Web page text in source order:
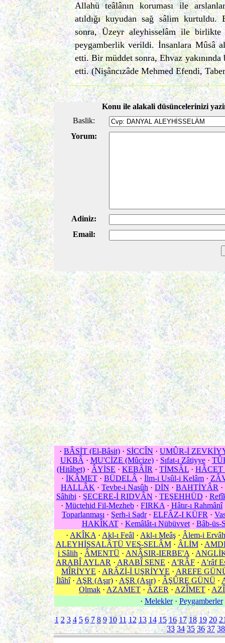
Allahü teâlânın koruması ile
atıldığı kuyudan sağ sâlim kurtuldu.
sonra, Üzeyr aleyhisselâm ile
peygamberlik verildi. İnsanlara Mûsâ
etti. Bir müddet sonra, Ehvaz
etti. (Nişâncızâde Mehmed Efendi,
Konu ile alakali düsüncelerinizi
Baslik:
Yorum:
Adiniz:
Email:
· BÂSİT (El-Bâsit) · SİCCÎN · UMÛR-İ
UKBÂ · MU'CİZE (Mûcize)· Sıfat-ı Zâtiyye·
(Hitâbet) · ÂYİSE · KEBÂİR · TİMSÂL ·
· İKÂMET · BÜDELÂ · İlm-i Usûl-i Kelâm ·
HALLÂK · Tevbe-i Nasûh · DİN · BAHTİYÂR ·
Sâhibi · ŞECERE-İ RIDVÂN · TEŞEHHÜD ·
· Müctehid Fil-Mezheb · FIRKA · Hâtır-ı Rahmânî
Toparlanması · Şerh-i Sadr· ELFÂZ-I KÜFR ·
HAKÎKAT· Kemâlât-ı Nübüvvet· Bâb-üs-
· AKÎKA · Akl-ı Feâl · Akl-ı Meâş · Âlem-i Ervâh
ALEYHİSSALÂTÜ VES-SELÂM· ÂLİM·
i Sâlih · ÂMENTÜ · ANÂSIR-IERBE'A ·
ARABÎ AYLAR · ARABÎ SENE · A'RÂF · A'râf
MÎRİYYE · ARÂZİ-İ UŞRİYYE · AREFE
İlâhî· AŞR (Aşır)· AŞR (Aşır)· ÂŞÛRE GÜNÜ·
Olmak · AZAMET · ÂZER · AZÎMET ·
· Melekler· Peygamberler
1 2 3 4 5 6 7 8 9 10 11 12 13 14 15 16 17 18 19 20
33 34 35 36 37 38